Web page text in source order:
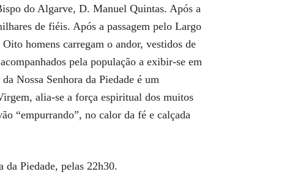
do Algarve, D. Manuel Quintas. Após a
de fiéis. Após a passagem pelo Largo
homens carregam o andor, vestidos de
pela população a exibir-se em
Nossa Senhora da Piedade é um
alia-se a força espiritual dos muitos
“empurrando”, no calor da fé e calçada
Piedade, pelas 22h30.